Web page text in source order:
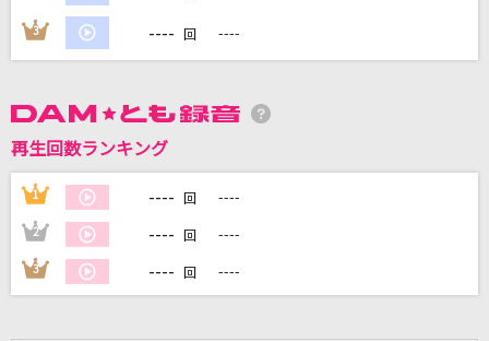
カラオケをもっと楽しもう！
自宅でカラオケ歌い放題！
家族や友達と一緒に！練習にも！
3 ---- 回 ----
再生回数ランキング
1 ---- 回 ----
2 ---- 回 ----
3 ---- 回 ----